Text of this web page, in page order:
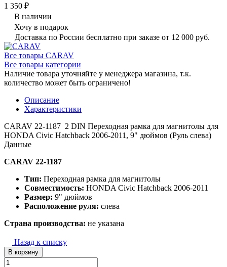
1 350 ₽
В наличии
Хочу в подарок
Доставка по России бесплатно при заказе от 12 000 руб.
Все товары CARAV
Все товары категории
Наличие товара уточняйте у менеджера магазина, т.к.
количество может быть ограничено!
Описание
Характеристики
CARAV 22-1187 2 DIN Переходная рамка для магнитолы для
HONDA Civic Hatchback 2006-2011, 9" дюймов (Руль слева)
Данные
CARAV 22-1187
Тип: Переходная рамка для магнитолы
Совместимость: HONDA Civic Hatchback 2006-2011
Размер: 9" дюймов
Расположение руля: слева
Страна производства: не указана
Назад к списку
В корзину